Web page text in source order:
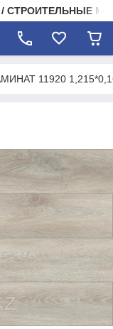
СТРОИТЕЛЬНЫЕ
11920